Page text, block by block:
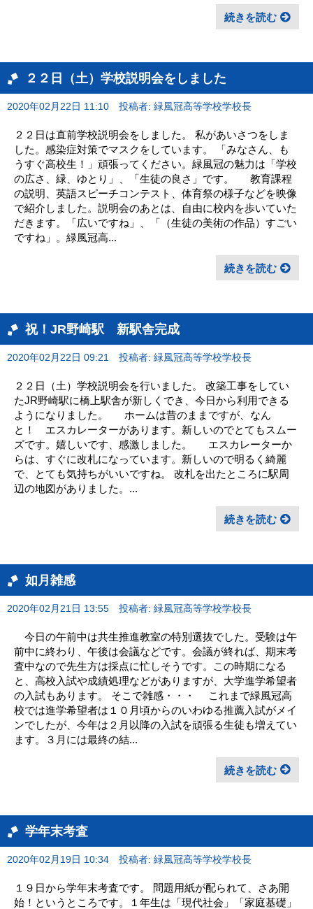
続きを読む
２２日（土）学校説明会をしました
2020年02月22日 11:10 投稿者: 緑風冠高等学校学校長
２２日は直前学校説明会をしました。 私があいさつをしま
した。感染症対策でマスクをしています。 「みなさん、も
うすぐ高校生！」頑張ってください。緑風冠の魅力は「学校
の広さ、緑、ゆとり」、「生徒の良さ」です。 教育課程
の説明、英語スピーチコンテスト、体育祭の様子などを映像
で紹介しました。説明会のあとは、自由に校内を歩いていた
だきます。「広いですね」、「（生徒の美術の作品）すごい
ですね」。緑風冠高...
続きを読む
祝！JR野崎駅 新駅舎完成
2020年02月22日 09:21 投稿者: 緑風冠高等学校学校長
２２日（土）学校説明会を行いました。 改築工事をしてい
たJR野崎駅に橋上駅舎が新しくでき、今日から利用できる
ようになりました。 ホームは昔のままですが、なん
と！ エスカレーターがあります。新しいのでとてもスムー
ズです。嬉しいです、感激しました。 エスカレーターか
らは、すぐに改札になっています。新しいので明るく綺麗
で、とても気持ちがいいですね。 改札を出たところに駅周
辺の地図がありました。...
続きを読む
如月雑感
2020年02月21日 13:55 投稿者: 緑風冠高等学校学校長
今日の午前中は共生推進教室の特別選抜でした。受験は午
前中に終わり、午後は会議などです。会議が終れば、期末考
査中なので先生方は採点に忙しそうです。この時期になる
と、高校入試や成績処理などがありますが、大学進学希望者
の入試もあります。 そこで雑感・・・ これまで緑風冠高
校では進学希望者は１０月頃からのいわゆる推薦入試がメイ
ンでしたが、今年は２月以降の入試を頑張る生徒も増えてい
ます。３月には最終の結...
続きを読む
学年末考査
2020年02月19日 10:34 投稿者: 緑風冠高等学校学校長
１９日から学年末考査です。 問題用紙が配られて、さあ開
始！というところです。１年生は「現代社会」「家庭基礎」